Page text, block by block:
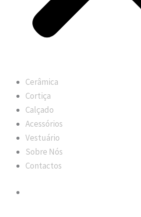
Cerâmica
Cortiça
Calçado
Acessórios
Vestuário
Sobre Nós
Contactos